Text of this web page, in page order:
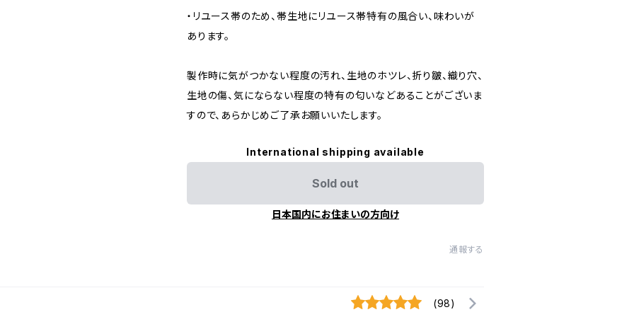
・リユース帯のため、帯生地にリユース帯特有の風合い、味わいが
あります。
製作時に気がつかない程度の汚れ、生地のホツレ、折り皺、織り穴、
生地の傷、気にならない程度の特有の匂いなどあることがございま
すので、あらかじめご了承お願いいたします。
International shipping available
Sold out
日本国内にお住まいの方向け
通報する
(98)